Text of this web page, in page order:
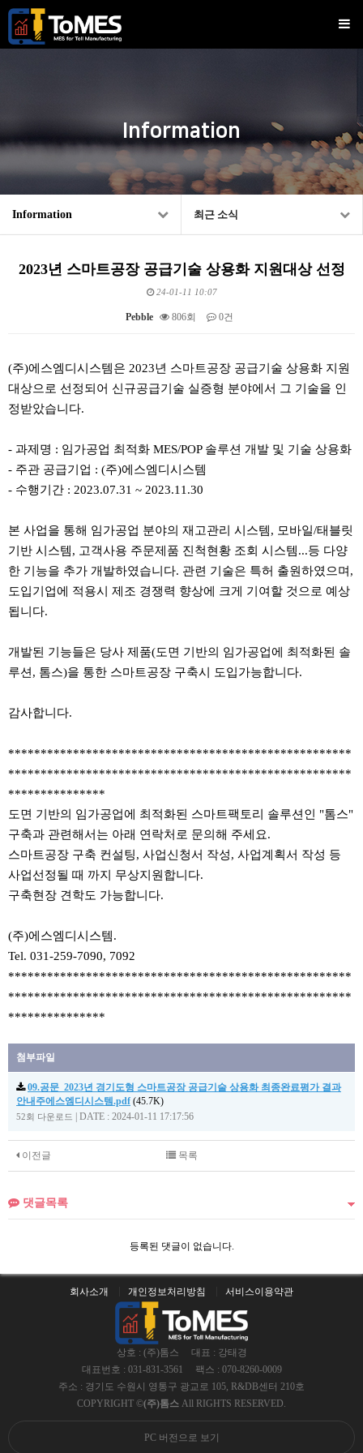
Information
Information 최근 소식
2023년 스마트공장 공급기술 상용화 지원대상 선정
24-01-11 10:07
Pebble 806회 0건
(주)에스엠디시스템은 2023년 스마트공장 공급기술 상용화 지원
대상으로 선정되어 신규공급기술 실증형 분야에서 그 기술을 인
정받았습니다.
- 과제명 : 임가공업 최적화 MES/POP 솔루션 개발 및 기술 상용화
- 주관 공급기업 : (주)에스엠디시스템
- 수행기간 : 2023.07.31 ~ 2023.11.30
본 사업을 통해 임가공업 분야의 재고관리 시스템, 모바일/태블릿
기반 시스템, 고객사용 주문제품 진척현황 조회 시스템...등 다양
한 기능을 추가 개발하였습니다. 관련 기술은 특허 출원하였으며,
도입기업에 적용시 제조 경쟁력 향상에 크게 기여할 것으로 예상
됩니다.
개발된 기능들은 당사 제품(도면 기반의 임가공업에 최적화된 솔
루션, 톰스)을 통한 스마트공장 구축시 도입가능합니다.
감사합니다.
*****************************************************
*****************************************************
***************
도면 기반의 임가공업에 최적화된 스마트팩토리 솔루션인 "톰스"
구축과 관련해서는 아래 연락처로 문의해 주세요.
스마트공장 구축 컨설팅, 사업신청서 작성, 사업계획서 작성 등
사업선정될 때 까지 무상지원합니다.
구축현장 견학도 가능합니다.
(주)에스엠디시스템.
Tel. 031-259-7090, 7092
*****************************************************
*****************************************************
***************
첨부파일
09.공문_2023년 경기도형 스마트공장 공급기술 상용화 최종완료평가 결과
안내주에스엠디시스템.pdf (45.7K)
52회 다운로드 DATE : 2024-01-11 17:17:56
이전글 목록
댓글목록
등록된 댓글이 없습니다.
회사소개 개인정보처리방침 서비스이용약관
상호 : (주)톰스
대표 : 강태경
대표번호 : 031-831-3561
팩스 : 070-8260-0009
주소 : 경기도 수원시 영통구 광교로 105, R&DB센터 210호
COPYRIGHT ©(주)톰스 All RIGHTS RESERVED.
PC 버전으로 보기